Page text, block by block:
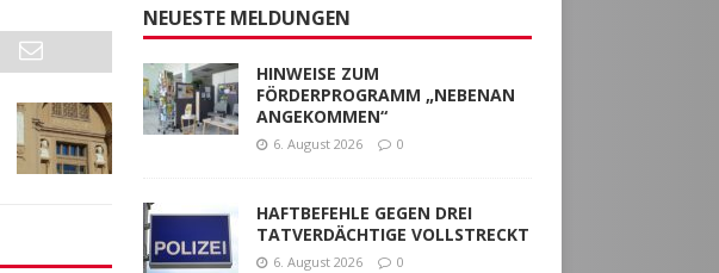
NEUESTE MELDUNGEN
HINWEISE ZUM
FÖRDERPROGRAMM „NEBENAN
ANGEKOMMEN“
6. August 2026 0
HAFTBEFEHLE GEGEN DREI
TATVERDÄCHTIGE VOLLSTRECKT
6. August 2026 0